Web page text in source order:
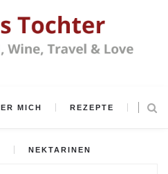
MICH REZEPTE
NEKTARINEN